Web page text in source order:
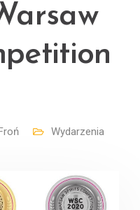
Wydarzenia